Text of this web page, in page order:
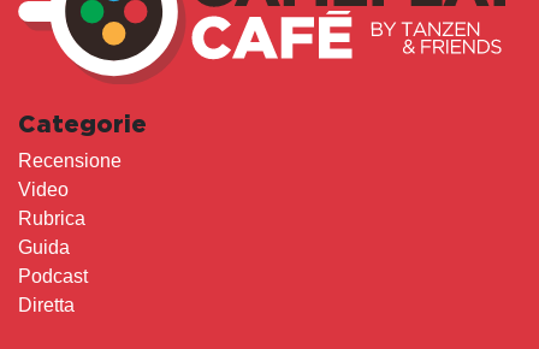
Categorie
Recensione
Video
Rubrica
Guida
Podcast
Diretta